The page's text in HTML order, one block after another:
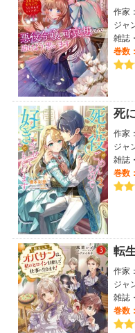
作家：
ジャ
雑誌
巻数：
死
作家：
ジャ
雑誌
巻数：
転
作家：
ジャ
雑誌
巻数：